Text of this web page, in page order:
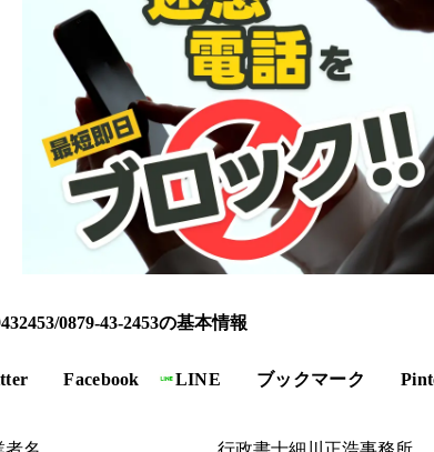
0879-43-2453の基本情報
Facebook LINE ブックマーク